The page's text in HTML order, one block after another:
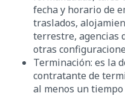
fecha y horario de
traslados,
terrestre, agencias
otras
Terminación: es la
contratante de
al menos un